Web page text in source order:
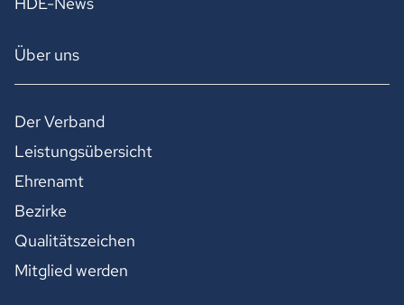
Über uns
Der Verband
Leistungsübersicht
Ehrenamt
Bezirke
Qualitätszeichen
Mitglied werden